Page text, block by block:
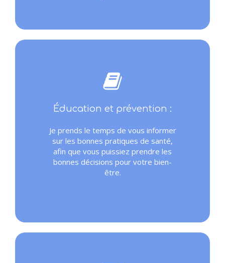
Éducation et prévention :
Je prends le temps de vous informer
sur les bonnes pratiques de santé,
afin que vous puissiez prendre les
bonnes décisions pour votre bien-
être.